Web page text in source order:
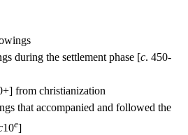
during the settlement phase [c. 450-
from christianization
that accompanied and followed the
10e]